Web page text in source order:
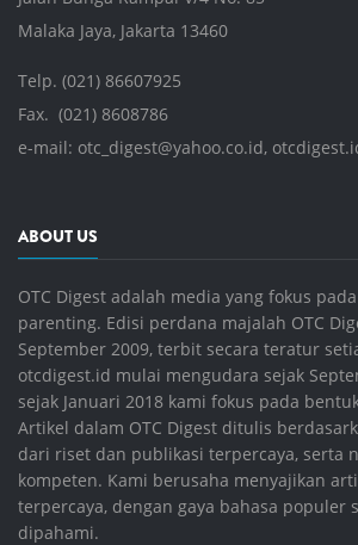
Malaka Jaya, Jakarta 13460
Telp. (021) 86607925
Fax. (021) 8608786
e-mail: otc_digest@yahoo.co.id,
ABOUT US
OTC Digest adalah media yang fokus
parenting. Edisi perdana majalah OTC
September 2009, terbit secara teratur
otcdigest.id mulai mengudara sejak
sejak Januari 2018 kami fokus pada
Artikel dalam OTC Digest ditulis
dari riset dan publikasi terpercaya, serta
kompeten. Kami berusaha menyajikan
terpercaya, dengan gaya bahasa populer
dipahami.